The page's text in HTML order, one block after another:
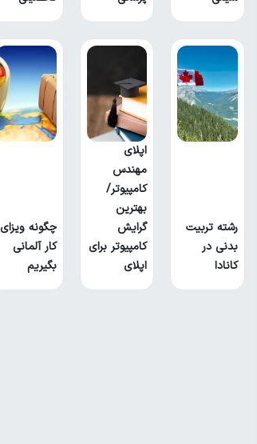
رشته تربیت
بدنی در
کانادا
اپلای
مهندس
کامپیوتر/
بهترین
گرایش
کامپیوتر برای
اپلای
چگونه ویزای
کار آلمانی
بگیریم